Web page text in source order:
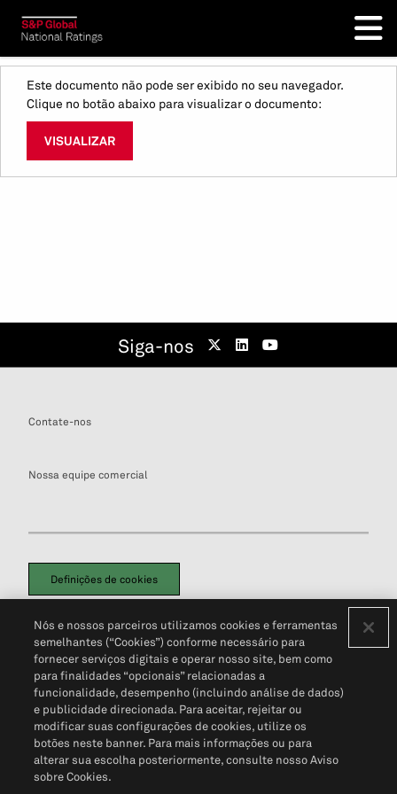
Este documento não pode ser exibido no seu navegador.
Clique no botão abaixo para visualizar o documento:
VISUALIZAR
Siga-nos
Contate-nos
Nossa equipe comercial
Definições de cookies
Política de PrivacidadePortal de privacidade do cliente (em inglês)
Não Venda Minhas Informações Pessoais© 2026 S&P Global
Nós e nossos parceiros utilizamos cookies e ferramentas
semelhantes (“Cookies”) conforme necessário para
fornecer serviços digitais e operar nosso site, bem como
para finalidades “opcionais” relacionadas a
funcionalidade, desempenho (incluindo análise de dados)
e publicidade direcionada. Para aceitar, rejeitar ou
modificar suas configurações de cookies, utilize os
botões neste banner. Para mais informações ou para
alterar sua escolha posteriormente, consulte nosso Aviso
sobre Cookies.